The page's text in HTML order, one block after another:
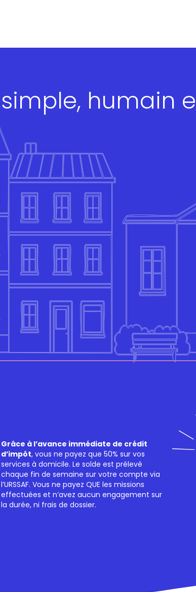
humain
Grâce à l’avance immédiate de crédit
d’impôt, vous ne payez que 50% sur vos
services à domicile. Le solde est prélevé
chaque fin de semaine sur votre compte via
l’URSSAF. Vous ne payez QUE les missions
effectuées et n’avez aucun engagement sur
la durée, ni frais de dossier.